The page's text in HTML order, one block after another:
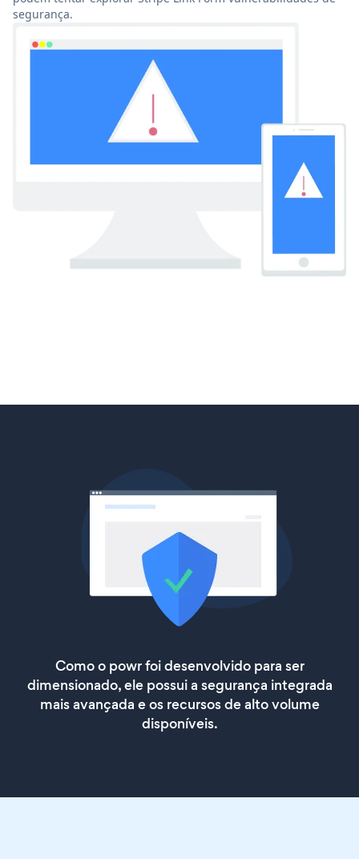
segurança.
Como o powr foi desenvolvido para ser
dimensionado, ele possui a segurança integrada
mais avançada e os recursos de alto volume
disponíveis.